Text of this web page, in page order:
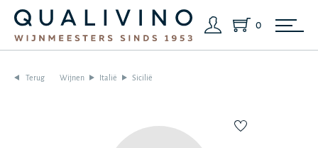
0
Terug Wijnen Italië Sicilië